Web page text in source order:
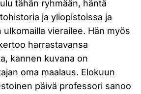
tähän ryhmään, häntä
ja yliopistoissa ja
ulkomailla vierailee. Hän myös
harrastavansa
kannen kuvana on
oma maalaus. Elokuun
päivä professori sanoo